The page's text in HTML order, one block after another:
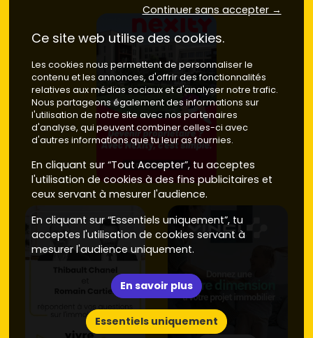
Continuer sans accepter →
Ce site web utilise des cookies.
Les cookies nous permettent de personnaliser le
contenu et les annonces, d'offrir des fonctionnalités
relatives aux médias sociaux et d'analyser notre trafic.
Nous partageons également des informations sur
l'utilisation de notre site avec nos partenaires
d'analyse, qui peuvent combiner celles-ci avec
d'autres informations que tu leur as fournies.
En cliquant sur “Tout Accepter”, tu acceptes
l'utilisation de cookies à des fins publicitaires et
ceux servant à mesurer l'audience.
En cliquant sur “Essentiels uniquement”, tu
acceptes l'utilisation de cookies servant à
mesurer l'audience uniquement.
En savoir plus
Essentiels uniquement